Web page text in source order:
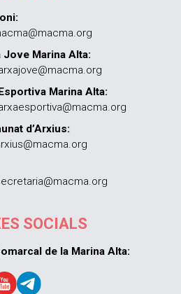
Marina Alta:
Marina Alta:
d’Arxius:
SOCIALS
de la Marina Alta: